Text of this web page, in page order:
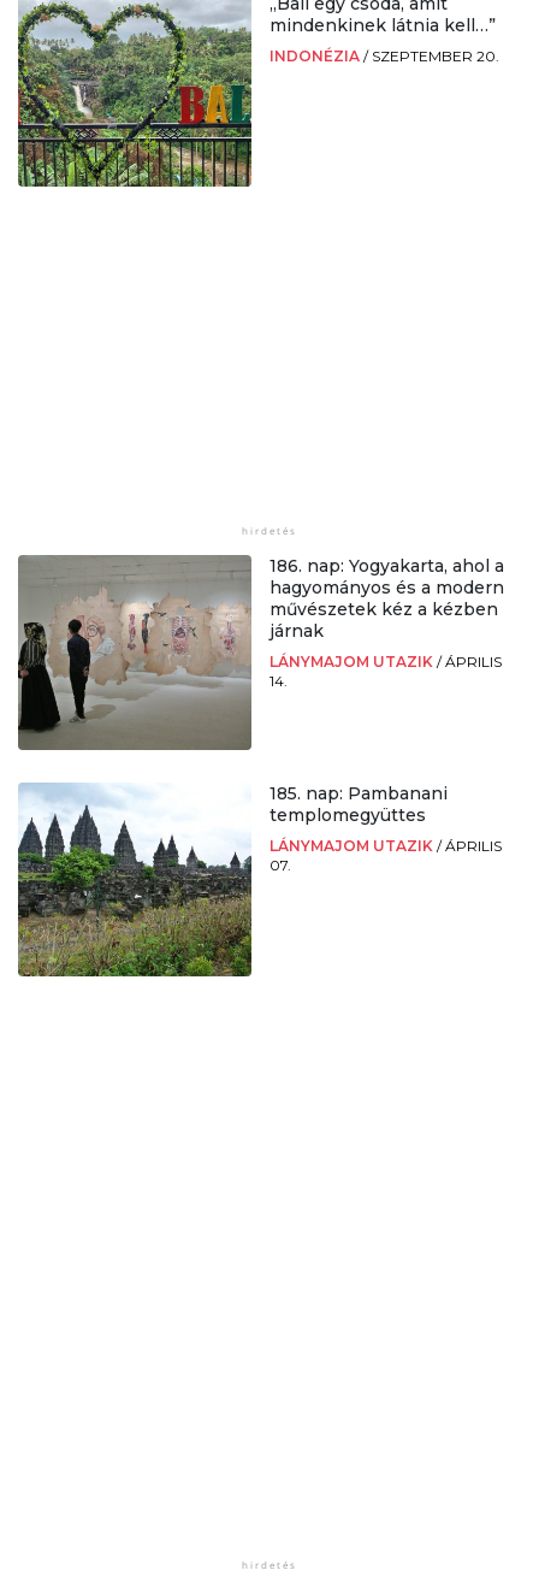
mindenkinek látnia kell…”
INDONÉZIA / SZEPTEMBER 20.
186. nap: Yogyakarta, ahol a
hagyományos és a modern
művészetek kéz a kézben
járnak
LÁNYMAJOM UTAZIK /ÁPRILIS
14.
185. nap: Pambanani
templomegyüttes
LÁNYMAJOM UTAZIK /ÁPRILIS
07.